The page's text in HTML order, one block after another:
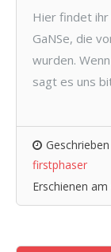
Hier findet ihr
GaNSe, die
wurden.
sagt es uns
firstphaser
Erschienen am